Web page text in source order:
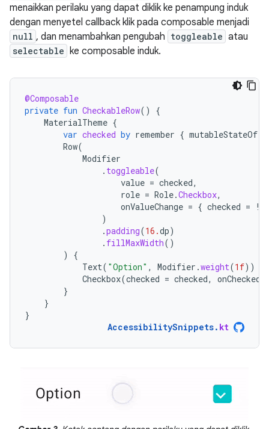
menaikkan perilaku yang dapat diklik ke penampung induk
dengan menyetel callback klik pada composable menjadi
null , dan menambahkan pengubah toggleable atau
selectable ke composable induk.
@Composable
private fun CheckableRow()
{
MaterialTheme {
var checked by remember { mutableStateOf
Row(
Modifier
. toggleable(
value = checked,
role = Role.Checkbox,
onValueChange = { checked = !
)
.padding(16.dp)
. fillMaxWidth()
)
{
Text( "Option" , Modifier .weight(1f))
Checkbox(checked = checked,
}
}
}
AccessibilitySnippets. kt